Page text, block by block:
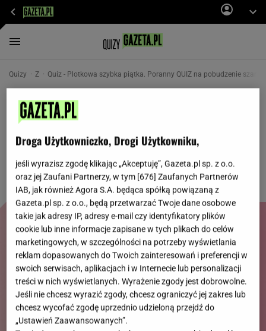
Quizy Z Quiz - Plotkowa szybka piątka. Poranny QUIZ na pobudzenie
Plotkowa szybka piątka. Poranny QUIZ na
pobudzenie szarych komórek
Sprawdzimy, czy uważnie śledzicie życie gwiazd!
Droga Użytkowniczko, Drogi Użytkowniku,
jeśli wyrazisz zgodę klikając „Akceptuję”, Gazeta.pl sp. z o.o.
oraz jej Zaufani Partnerzy, w tym [676] Zaufanych Partnerów
IAB, jak również Agora S.A. będąca spółką powiązaną z
Gazeta.pl sp. z o.o., będą przetwarzać Twoje dane osobowe
takie jak adresy IP, adresy e-mail czy identyfikatory plików
cookie lub inne informacje zapisane w tych plikach do celów
marketingowych, w szczególności na potrzeby wyświetlania
reklam dopasowanych do Twoich zainteresowań i preferencji w
swoich serwisach, aplikacjach i w Internecie lub personalizacji
treści w nich wyświetlanych. Wyrażenie zgody jest dobrowolne.
Jeśli nie chcesz wyrazić zgody, chcesz ograniczyć jej zakres lub
chcesz wycofać zgodę uprzednio udzieloną przejdź do
„Ustawień Zaawansowanych”.